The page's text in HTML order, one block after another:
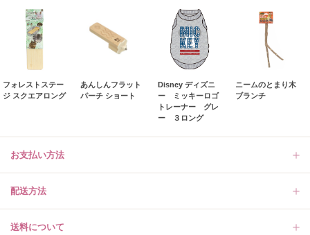
フォレストステー
ジ スクエアロング
あんしんフラット
パーチ ショート
Disney ディズニ
ー ミッキーロゴ
トレーナー グレ
ー ３ロング
ニームのとまり木
ブランチ
お支払い方法
配送方法
送料について